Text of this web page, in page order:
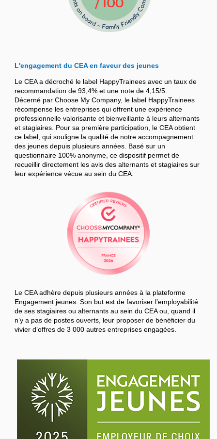
L'engagement du CEA en faveur des jeunes
Le CEA a décroché le label HappyTrainees avec un taux de
recommandation de 93,4% et une note de 4,15/5.
Décerné par Choose My Company, le label HappyTrainees
récompense les entreprises qui offrent une expérience
professionnelle valorisante et bienveillante à leurs alternants
et stagiaires. Pour sa première participation, le CEA obtient
ce label, qui souligne la qualité de notre accompagnement
des jeunes depuis plusieurs années. Basé sur un
questionnaire 100% anonyme, ce dispositif permet de
recueillir directement les avis des alternants et stagiaires sur
leur expérience vécue au sein du CEA.
Le CEA adhère depuis plusieurs années à la plateforme
Engagement jeunes. Son but est de favoriser l’employabilité
de ses stagiaires ou alternants au sein du CEA ou, quand il
n’y a pas de postes ouverts, leur proposer de bénéficier du
vivier d’offres de 3 000 autres entreprises engagées.